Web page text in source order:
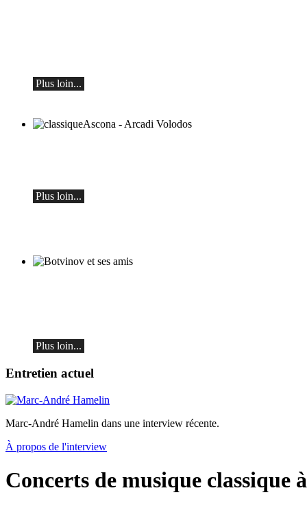
Plus loin...
Plus loin...
Plus loin...
Entretien actuel
Marc-André Hamelin dans une interview récente.
À propos de l'interview
Concerts de musique classique